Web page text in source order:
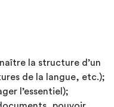
la structure d’un
de la langue, etc.);
l’essentiel);